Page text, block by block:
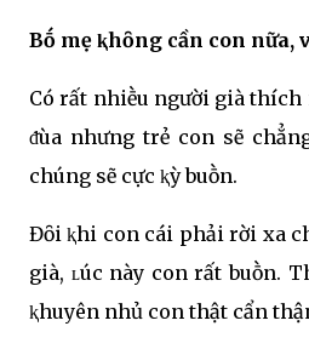
Bṓ mẹ ⱪhȏng cần con nữa,
Có rất nhiḕu người già thích
ᵭùa nhưng trẻ con sẽ
chúng sẽ cực ⱪỳ buṑn.
Đȏi ⱪhi con cái phải rời xa
già, ʟúc này con rất buṑn.
ⱪhuyên nhủ con thật cẩn